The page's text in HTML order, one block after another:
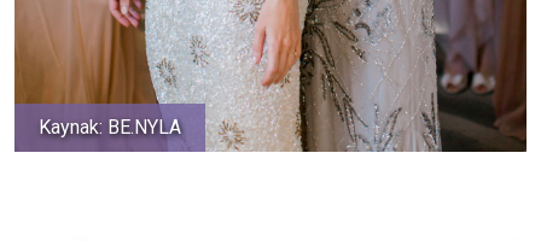
Kaynak: BE.NYLA